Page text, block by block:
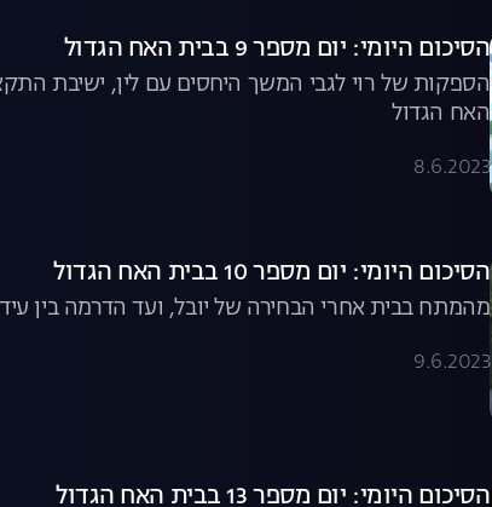
הסיכום היומי: יום מספר 9 בבית האח הגדול
הספקות של רוי לגבי המשך היחסים עם לין, ישיבת
האח הגדול
8.6.2023
הסיכום היומי: יום מספר 10 בבית האח הגדול
מהמתח בבית אחרי הבחירה של יובל, ועד הדרמה בין
9.6.2023
הסיכום היומי: יום מספר 13 בבית האח הגדול